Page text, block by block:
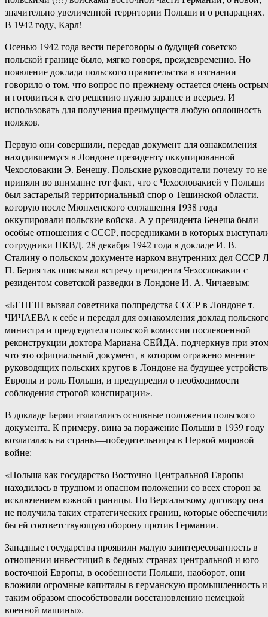
значительно увеличенной территории Польши и о репарациях.
В 1942 году, Карл!
Осенью 1942 года вести переговоры о будущей советско-
польской границе было, мягко говоря, преждевременно. Но
появление доклада польского правительства в изгнании
говорило о том, что вопрос по-прежнему остается очень
и готовиться к его решению нужно заранее и всерьез. И
использовать для получения преимуществ любую оплошность
поляков.
Первую они совершили, передав документ для ознакомления
находившемуся в Лондоне президенту оккупированной
Чехословакии Э. Бенешу. Польские руководители почему-то не
приняли во внимание тот факт, что с Чехословакией у Польши
был застарелый территориальный спор о Тешинской области,
которую после Мюнхенского соглашения 1938 года
оккупировали польские войска. А у президента Бенеша были
особые отношения с СССР, посредниками в которых
сотрудники НКВД. 28 декабря 1942 года в докладе И. В.
Сталину о польском документе нарком внутренних дел СССР
П. Берия так описывал встречу президента Чехословакии с
резидентом советской разведки в Лондоне И. А. Чичаевым:
«БЕНЕШ вызвал советника полпредства СССР в Лондоне т.
ЧИЧАЕВА к себе и передал для ознакомления доклад
министра и председателя польской комиссии послевоенной
реконструкции доктора Мариана СЕЙДА, подчеркнув при
что это официальный документ, в котором отражено мнение
руководящих польских кругов в Лондоне на будущее
Европы и роль Польши, и предупредил о необходимости
соблюдения строгой конспирации».
В докладе Берии излагались основные положения польского
документа. К примеру, вина за поражение Польши в 1939 году
возлагалась на страны—победительницы в Первой мировой
войне:
«Польша как государство Восточно-Центральной Европы
находилась в трудном и опасном положении со всех сторон за
исключением южной границы. По Версальскому договору она
не получила таких стратегических границ, которые обеспечили
бы ей соответствующую оборону против Германии.
Западные государства проявили малую заинтересованность в
отношении инвестиций в бедных странах центральной и юго-
восточной Европы, в особенности Польши, наоборот, они
вложили огромные капиталы в германскую промышленность и
таким образом способствовали восстановлению немецкой
военной машины».